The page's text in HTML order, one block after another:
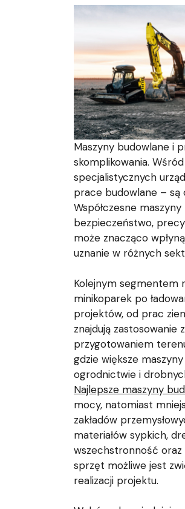
Maszyny budowlane i
skomplikowania.
specjalistycznych
prace budowlane – są
Współczesne
bezpieczeństwo,
może znacząco
uznanie w różnych
Kolejnym segmentem
minikoparek po
projektów, od prac
znajdują zastosowanie
przygotowaniem
gdzie większe
ogrodnictwie i
Najlepsze maszyny
mocy, natomiast
zakładów
materiałów sypkich,
wszechstronność oraz
sprzęt możliwe jest
realizacji projektu.